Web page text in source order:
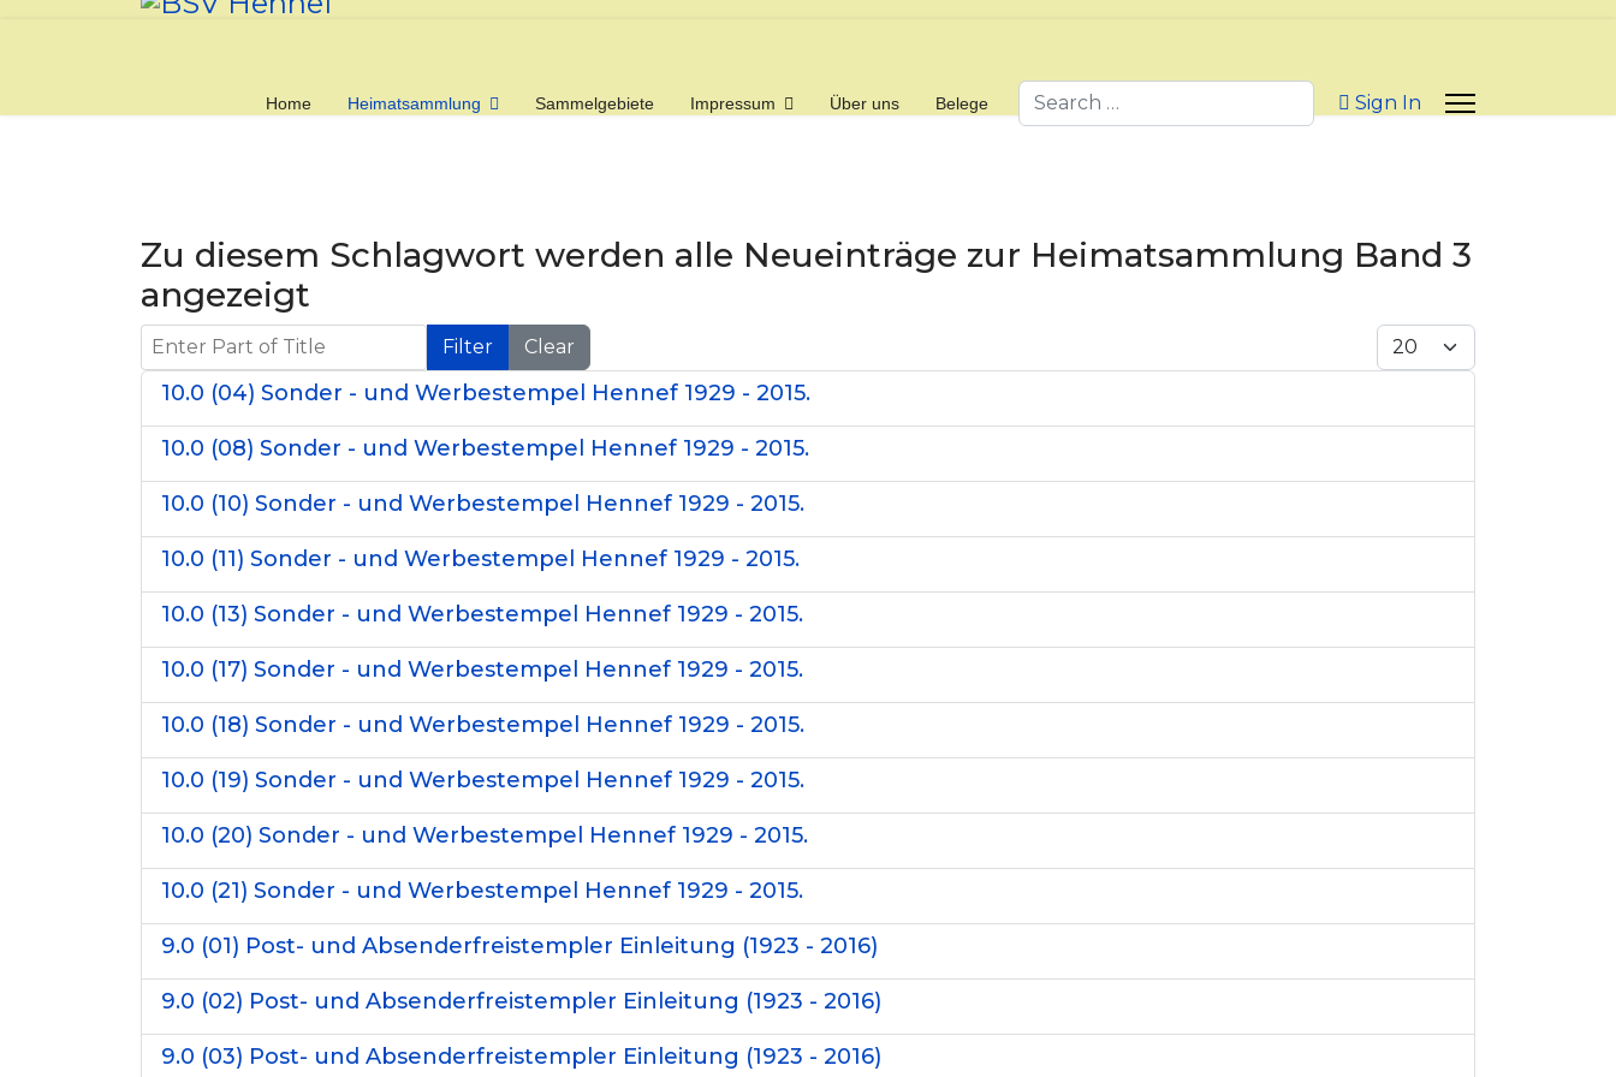
Home Heimatsammlung Sammelgebiete Impressum Über uns Belege Search Sign In
Zu diesem Schlagwort werden alle Neueinträge zur Heimatsammlung Band 3
angezeigt
Enter Part of Title Filter Clear Display #
10.0 (04) Sonder - und Werbestempel Hennef 1929 - 2015.
10.0 (08) Sonder - und Werbestempel Hennef 1929 - 2015.
10.0 (10) Sonder - und Werbestempel Hennef 1929 - 2015.
10.0 (11) Sonder - und Werbestempel Hennef 1929 - 2015.
10.0 (13) Sonder - und Werbestempel Hennef 1929 - 2015.
10.0 (17) Sonder - und Werbestempel Hennef 1929 - 2015.
10.0 (18) Sonder - und Werbestempel Hennef 1929 - 2015.
10.0 (19) Sonder - und Werbestempel Hennef 1929 - 2015.
10.0 (20) Sonder - und Werbestempel Hennef 1929 - 2015.
10.0 (21) Sonder - und Werbestempel Hennef 1929 - 2015.
9.0 (01) Post- und Absenderfreistempler Einleitung (1923 - 2016)
9.0 (02) Post- und Absenderfreistempler Einleitung (1923 - 2016)
9.0 (03) Post- und Absenderfreistempler Einleitung (1923 - 2016)